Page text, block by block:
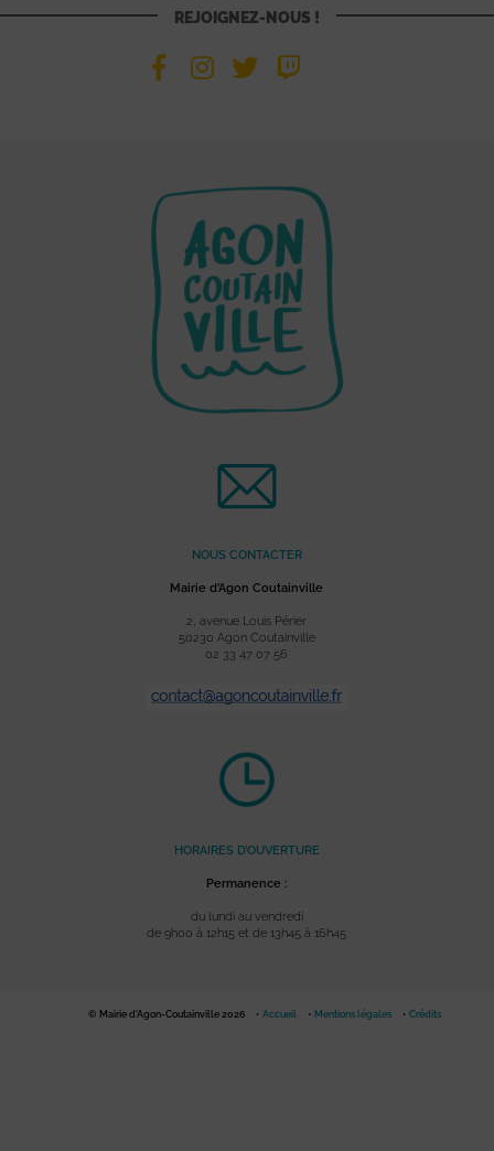
REJOIGNEZ-NOUS !
NOUS CONTACTER
Mairie d’Agon Coutainville
2, avenue Louis Périer
50230 Agon Coutainville
02 33 47 07 56
HORAIRES D’OUVERTURE
Permanence :
du lundi au vendredi
de 9h00 à 12h15 et de 13h45 à 16h45
© Mairie d'Agon-Coutainville 2026 Accueil Mentions légales Crédits